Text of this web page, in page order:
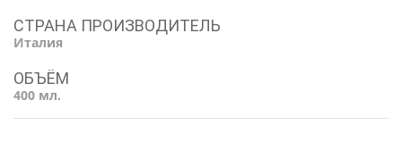
СТРАНА ПРОИЗВОДИТЕЛЬ
Италия
ОБЪЁМ
400 мл.